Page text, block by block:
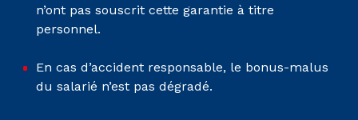
n’ont pas souscrit cette garantie à titre
personnel.
En cas d’accident responsable, le bonus-malus
du salarié n’est pas dégradé.